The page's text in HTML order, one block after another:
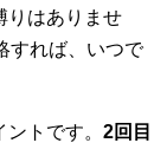
りはありませ
すれば、いつで
トです。 2回目